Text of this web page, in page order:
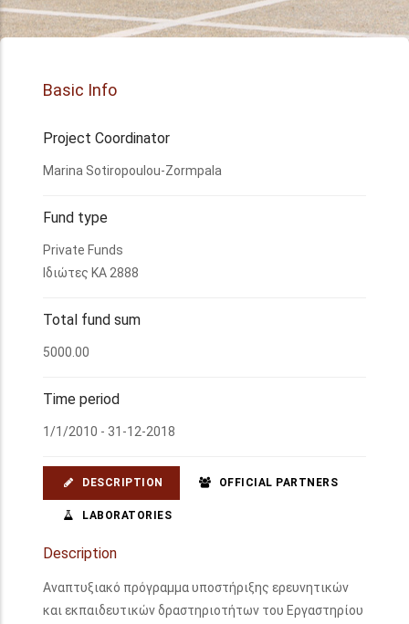
Basic Info
Project Coordinator
Marina Sotiropoulou-Zormpala
Fund type
Private Funds
Ιδιώτες ΚΑ 2888
Total fund sum
5000.00
Time period
1/1/2010 - 31-12-2018
DESCRIPTION OFFICIAL PARTNERS
LABORATORIES
Description
Αναπτυξιακό πρόγραμμα υποστήριξης ερευνητικών
και εκπαιδευτικών δραστηριοτήτων του Εργαστηρίου